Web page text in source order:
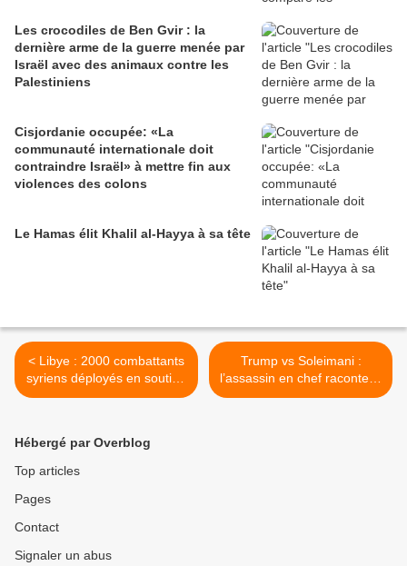
Les crocodiles de Ben Gvir : la
dernière arme de la guerre menée par
Israël avec des animaux contre les
Palestiniens
Cisjordanie occupée: «La
communauté internationale doit
contraindre Israël» à mettre fin aux
violences des colons
Le Hamas élit Khalil al-Hayya à sa tête
< Libye : 2000 combattants
syriens déployés en soutien
au GNA
Trump vs Soleimani :
l’assassin en chef raconte…
>
Hébergé par Overblog
Top articles
Pages
Contact
Signaler un abus